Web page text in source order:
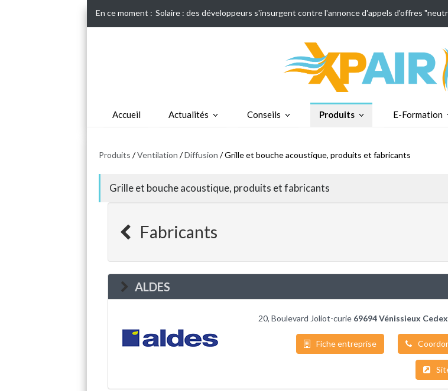
En ce moment : Solaire : des développeurs s'insurgent contre l'annonce d'appels d'offres
Accueil Actualités Conseils Produits E-Formation
Produits /Ventilation /Diffusion / Grille et bouche acoustique, produits et fabricants
Grille et bouche acoustique, produits et fabricants
Fabricants
ALDES
20, Boulevard Joliot-curie 69694 Vénissieux Cedex
Fiche entreprise